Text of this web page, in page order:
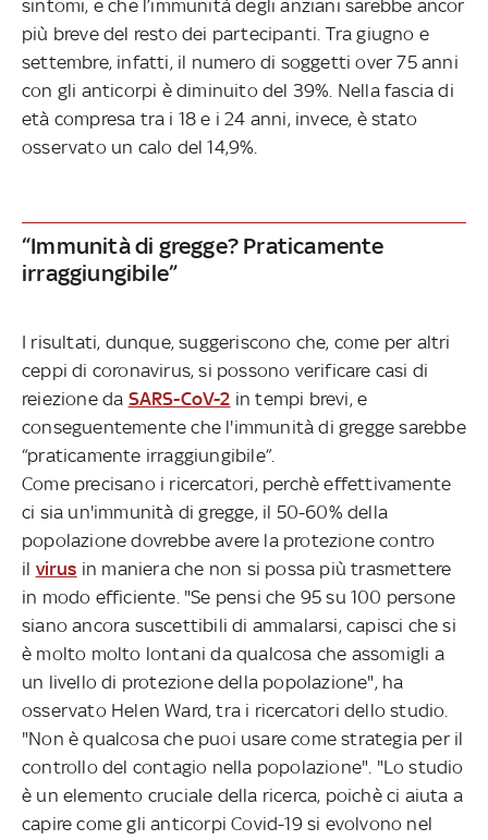
sintomi, e che l’immunità degli anziani sarebbe ancor
più breve del resto dei partecipanti. Tra giugno e
settembre, infatti, il numero di soggetti over 75 anni
con gli anticorpi è diminuito del 39%. Nella fascia di
età compresa tra i 18 e i 24 anni, invece, è stato
osservato un calo del 14,9%.
“Immunità di gregge? Praticamente
irraggiungibile”
I risultati, dunque, suggeriscono che, come per altri
ceppi di coronavirus, si possono verificare casi di
reiezione da SARS-CoV-2 in tempi brevi, e
conseguentemente che l'immunità di gregge sarebbe
“praticamente irraggiungibile”.
Come precisano i ricercatori, perchè effettivamente
ci sia un'immunità di gregge, il 50-60% della
popolazione dovrebbe avere la protezione contro
il virus in maniera che non si possa più trasmettere
in modo efficiente. "Se pensi che 95 su 100 persone
siano ancora suscettibili di ammalarsi, capisci che si
è molto molto lontani da qualcosa che assomigli a
un livello di protezione della popolazione", ha
osservato Helen Ward, tra i ricercatori dello studio.
"Non è qualcosa che puoi usare come strategia per il
controllo del contagio nella popolazione". "Lo studio
è un elemento cruciale della ricerca, poichè ci aiuta a
capire come gli anticorpi Covid-19 si evolvono nel